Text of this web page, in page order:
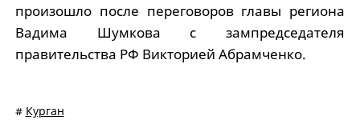
произошло после переговоров главы региона
Вадима Шумкова с зампредседателя
правительства РФ Викторией Абрамченко.
# Курган